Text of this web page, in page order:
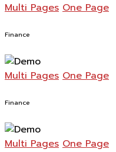
Multi Pages One Page
Finance
Multi Pages One Page
Finance
Multi Pages One Page